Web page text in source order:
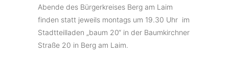
Abende des Bürgerkreises Berg am Laim
finden statt jeweils montags um 19.30 Uhr im
Stadtteilladen „baum 20“ in der Baumkirchner
Straße 20 in Berg am Laim.